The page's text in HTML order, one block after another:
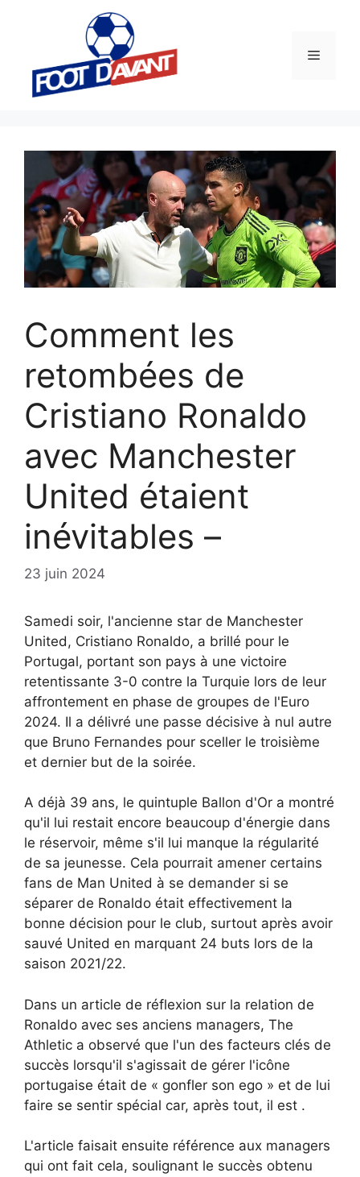
Menu
Comment les
retombées de
Cristiano Ronaldo
avec Manchester
United étaient
inévitables –
23 juin 2024
Samedi soir, l'ancienne star de Manchester
United, Cristiano Ronaldo, a brillé pour le
Portugal, portant son pays à une victoire
retentissante 3-0 contre la Turquie lors de leur
affrontement en phase de groupes de l'Euro
2024. Il a délivré une passe décisive à nul autre
que Bruno Fernandes pour sceller le troisième
et dernier but de la soirée.
A déjà 39 ans, le quintuple Ballon d'Or a montré
qu'il lui restait encore beaucoup d'énergie dans
le réservoir, même s'il lui manque la régularité
de sa jeunesse. Cela pourrait amener certains
fans de Man United à se demander si se
séparer de Ronaldo était effectivement la
bonne décision pour le club, surtout après avoir
sauvé United en marquant 24 buts lors de la
saison 2021/22.
Dans un article de réflexion sur la relation de
Ronaldo avec ses anciens managers, The
Athletic a observé que l'un des facteurs clés de
succès lorsqu'il s'agissait de gérer l'icône
portugaise était de « gonfler son ego » et de lui
faire se sentir spécial car, après tout, il est .
L'article faisait ensuite référence aux managers
qui ont fait cela, soulignant le succès obtenu